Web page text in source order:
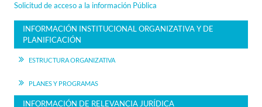
Solicitud de acceso a la información Pública
INFORMACIÓN INSTITUCIONAL ORGANIZATIVA Y DE
PLANIFICACIÓN
ESTRUCTURA ORGANIZATIVA
PLANES Y PROGRAMAS
INFORMACIÓN DE RELEVANCIA JURÍDICA